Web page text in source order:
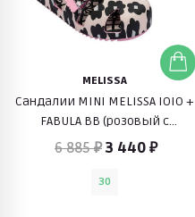
MELISSA
Сандалии MINI MELISSA IOIO +
FABULA BB (розовый с
черным)
6 885 ₽3 440 ₽
30